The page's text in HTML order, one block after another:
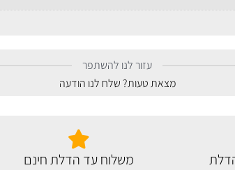
עזור לנו להשתפר
מצאת טעות? שלח לנו הודעה
משלוח עד הדלת חינם